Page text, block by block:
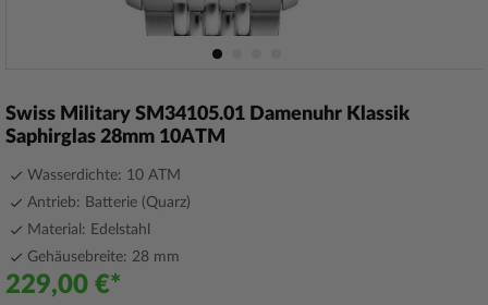
der
Bildergalerie
springen
Swiss Military SM34105.01 Damenuhr Klassik
Saphirglas 28mm 10ATM
Wasserdichte: 10 ATM
Antrieb: Batterie (Quarz)
Material: Edelstahl
Gehäusebreite: 28 mm
229,00 €